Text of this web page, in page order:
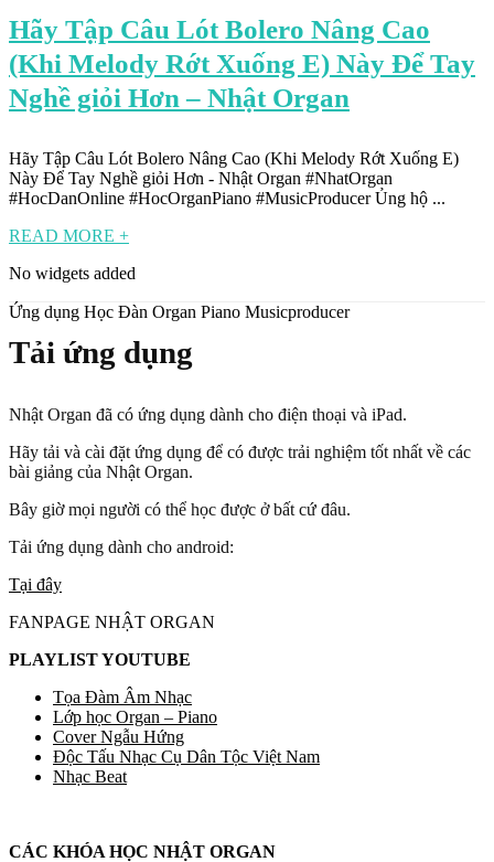
Hãy Tập Câu Lót Bolero Nâng Cao
(Khi Melody Rớt Xuống E) Này Để Tay
Nghề giỏi Hơn – Nhật Organ
Hãy Tập Câu Lót Bolero Nâng Cao (Khi Melody Rớt Xuống E)
Này Để Tay Nghề giỏi Hơn - Nhật Organ #NhatOrgan
#HocDanOnline #HocOrganPiano #MusicProducer Ủng hộ ...
READ MORE +
No widgets added
Ứng dụng Học Đàn Organ Piano Musicproducer
Tải ứng dụng
Nhật Organ đã có ứng dụng dành cho điện thoại và iPad.
Hãy tải và cài đặt ứng dụng để có được trải nghiệm tốt nhất về các
bài giảng của Nhật Organ.
Bây giờ mọi người có thể học được ở bất cứ đâu.
Tải ứng dụng dành cho android:
Tại đây
FANPAGE NHẬT ORGAN
PLAYLIST YOUTUBE
Tọa Đàm Âm Nhạc
Lớp học Organ – Piano
Cover Ngẫu Hứng
Độc Tấu Nhạc Cụ Dân Tộc Việt Nam
Nhạc Beat
CÁC KHÓA HỌC NHẬT ORGAN